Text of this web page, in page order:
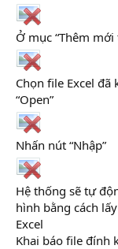
Ở mục “Thêm mới
Chọn file Excel
“Open”
Nhấn nút “Nhập”
Hệ thống sẽ tự
hình bằng cách
Excel
Khai báo file đính